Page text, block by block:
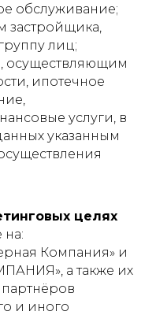
обслуживание;
лиц;
осуществляющим
ипотечное
услуги, в
указанным
целях
на:
Компания» и
а также их
и иного